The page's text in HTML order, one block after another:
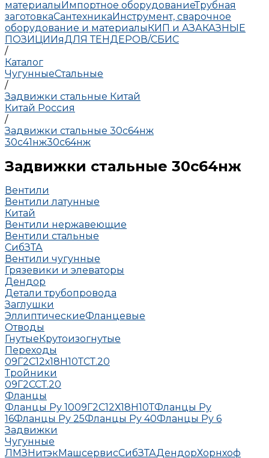
материалыИмпортное оборудованиеТрубная
заготовкаСантехникаИнструмент, сварочное
оборудование и материалыКИП и АЗАКАЗНЫЕ
ПОЗИЦИИяДЛЯ ТЕНДЕРОВ/СБИС
/
Каталог
ЧугунныеСтальные
/
Задвижки стальные Китай
Китай Россия
/
Задвижки стальные 30с64нж
30с41нж30с64нж
Задвижки стальные 30с64нж
Вентили
Вентили латунные
Китай
Вентили нержавеющие
Вентили стальные
СибЗТА
Вентили чугунные
Грязевики и элеваторы
Дендор
Детали трубопровода
Заглушки
ЭллиптическиеФланцевые
Отводы
Гнутые Крутоизогнутые
Переходы
09Г2С12х18Н10ТСТ.20
Тройники
09Г2ССТ.20
Фланцы
Фланцы Ру 1009Г2С12Х18Н10ТФланцы Ру
16Фланцы Ру 25Фланцы Ру 40Фланцы Ру 6
Задвижки
Чугунные
ЛМЗ НитэкМашсервисСибЗТАДендорХорнхоф